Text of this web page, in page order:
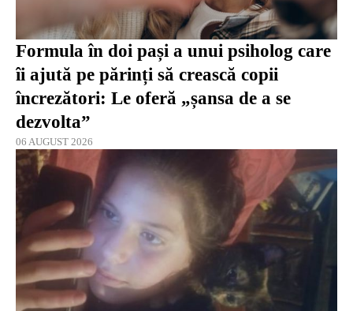
Formula în doi pași a unui psiholog care
îi ajută pe părinți să crească copii
încrezători: Le oferă „șansa de a se
dezvolta”
06 AUGUST 2026